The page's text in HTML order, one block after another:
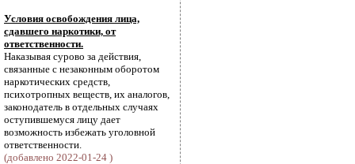
Условия освобождения лица,
сдавшего наркотики, от
ответственности.
Наказывая сурово за действия,
связанные с незаконным оборотом
наркотических средств,
психотропных веществ, их аналогов,
законодатель в отдельных случаях
оступившемуся лицу дает
возможность избежать уголовной
ответственности.
(добавлено 2022-01-24 )